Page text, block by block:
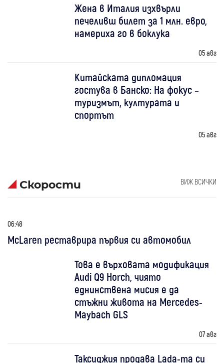
Жена в Италия изхвърли
печеливш билет за 1 млн. евро,
намериха го в боклука
05 авг
Китайската дипломация
гостува в Банско: На фокус –
туризмът, културата и
спортът
05 авг
Скорости ВИЖ ВСИЧКИ
06:48
McLaren реставрира първия си автомобил
Това е върховата модификация
Audi Q9 Horch, чиято
еднинствена мисия е да
стъжни живота на Mercedes-
Maybach GLS
07 авг
Таксиджия продава Lada-та си